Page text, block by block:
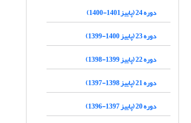
دوره 24 (پاییز1401-1400)
دوره 23 (پاییز 1400-1399)
دوره 22 (پاییز 1399-1398)
دوره 21 (پاییز 1398-1397)
دوره 20 (پاییز 1397-1396)